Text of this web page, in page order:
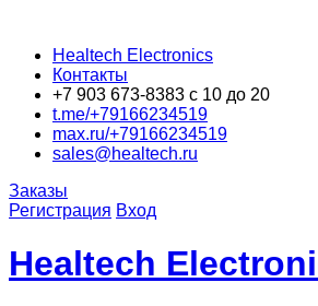
Healtech Electronics
Контакты
+7 903 673-8383 с 10 до 20
t.me/+79166234519
max.ru/+79166234519
sales@healtech.ru
Заказы
Регистрация Вход
Healtech